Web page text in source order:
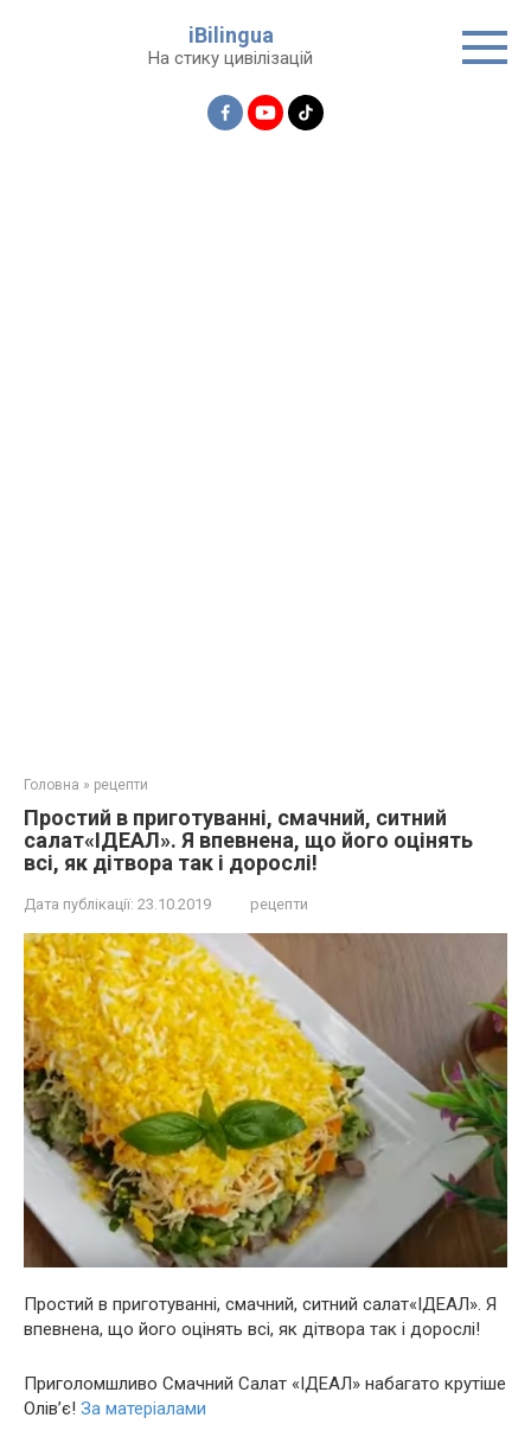
iBilingua
На стику цивілізацій
Головна » рецепти
Простий в приготуванні, смачний, ситний
салат«ІДЕАЛ». Я впевнена, що його оцінять
всі, як дітвора так і дорослі!
Дата публікації: 23.10.2019 рецепти
Простий в приготуванні, смачний, ситний салат«ІДЕАЛ». Я
впевнена, що його оцінять всі, як дітвора так і дорослі!
Приголомшливо Смачний Салат «ІДЕАЛ» набагато крутіше
Олів’є! За матеріалами